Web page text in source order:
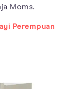
Moms.
Perempuan